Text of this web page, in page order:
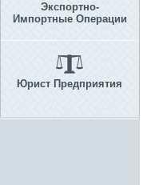
Экспортно-
Импортные Операции
Юрист Предприятия